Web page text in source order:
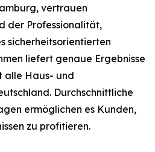
vertrauen
der Professionalität,
sicherheitsorientierten
liefert genaue Ergebnisse
alle Haus- und
Durchschnittliche
ermöglichen es Kunden,
zu profitieren.